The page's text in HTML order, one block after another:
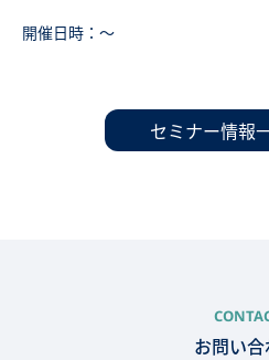
開催日時：〜
セミナー情報
お問い